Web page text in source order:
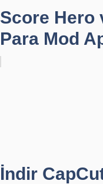
Score Hero
Para Mod
İndir